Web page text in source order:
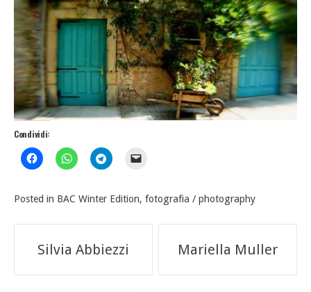
Condividi:
Posted in BAC Winter Edition, fotografia / photography
Navigazione
articoli
Silvia Abbiezzi Mariella Muller